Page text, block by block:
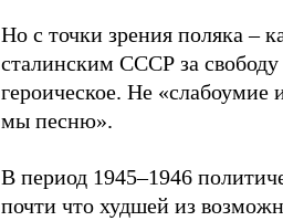
Но с точки зрения поляка –
сталинским СССР за
героическое. Не «слабоумие
мы песню».
В период 1945–1946
почти что худшей из